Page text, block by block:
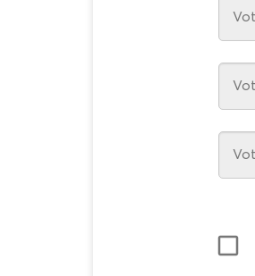
check_box_outline_blank